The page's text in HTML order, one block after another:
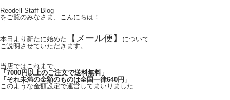
Reodell Staff Blog
をご覧のみなさま、こんにちは！
本日より新たに始めた 【メール便】
について
ご説明させていただきます。
当店ではこれまで、
「7000円以上のご注文で送料無料」
「それ未満の金額のものは全国一律640円」
このような金額設定で運営してまいりました…